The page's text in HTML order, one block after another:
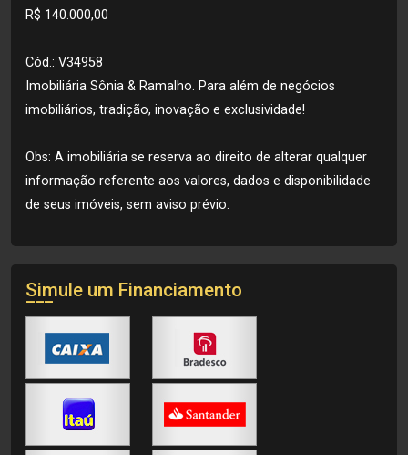
R$ 140.000,00
Cód.: V34958
Imobiliária Sônia & Ramalho. Para além de negócios
imobiliários, tradição, inovação e exclusividade!
Obs: A imobiliária se reserva ao direito de alterar qualquer
informação referente aos valores, dados e disponibilidade
de seus imóveis, sem aviso prévio.
Simule um Financiamento